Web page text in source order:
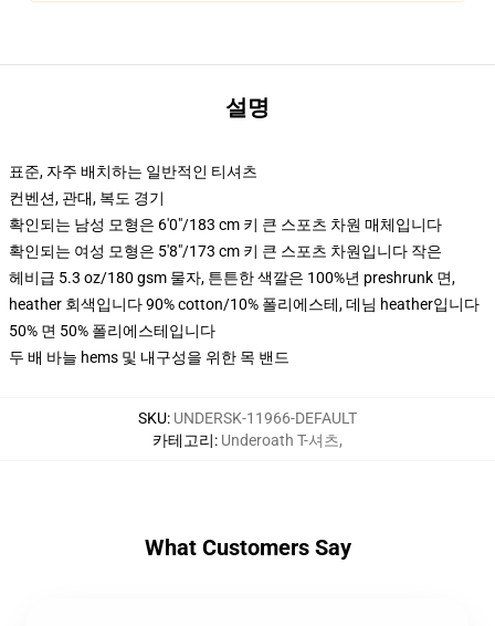
설명
표준, 자주 배치하는 일반적인 티셔츠
컨벤션, 관대, 복도 경기
확인되는 남성 모형은 6'0"/183 cm 키 큰 스포츠 차원 매체입니다
확인되는 여성 모형은 5'8"/173 cm 키 큰 스포츠 차원입니다 작은
헤비급 5.3 oz/180 gsm 물자, 튼튼한 색깔은 100%년 preshrunk 면,
heather 회색입니다 90% cotton/10% 폴리에스테, 데님 heather입니다
50% 면 50% 폴리에스테입니다
두 배 바늘 hems 및 내구성을 위한 목 밴드
SKU: UNDERSK-11966-DEFAULT
카테고리: Underoath T-셔츠,
What Customers Say